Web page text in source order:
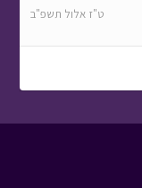
ט"ז אלול תשפ"ב